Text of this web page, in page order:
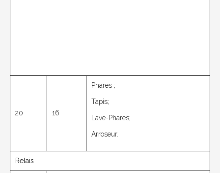
20 16
Phares ;
Tapis;
Lave-Phares;
Arroseur.
Relais